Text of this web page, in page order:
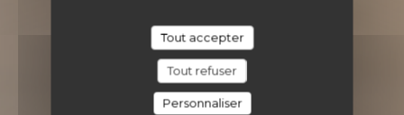
Tout accepter
Tout refuser
Personnaliser